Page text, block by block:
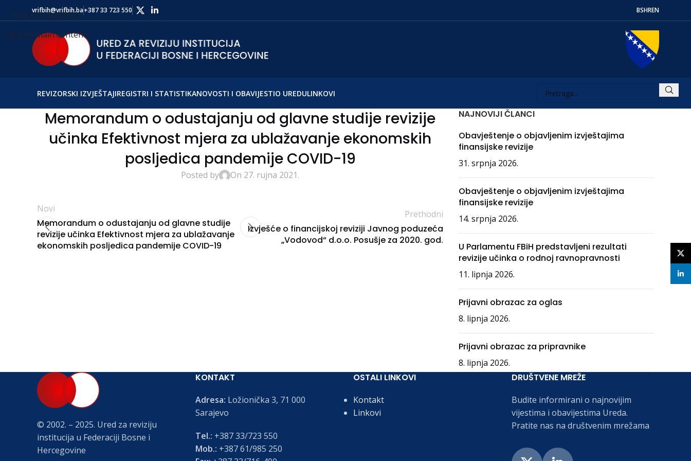
Skip to navigation
Skip to main content
vrifbih@vrifbih.ba+387 33 723 550 BSHREN
REVIZORSKI IZVJEŠTAJIREGISTRI I STATISTIKANOVOSTI I OBAVIJESTIO UREDULINKOVI
Memorandum o odustajanju od glavne studije revizije
učinka Efektivnost mjera za ublažavanje ekonomskih
posljedica pandemije COVID-19
Posted by On 27. rujna 2021.
Novi
Memorandum o odustajanju od glavne studije
revizije učinka Efektivnost mjera za ublažavanje
ekonomskih posljedica pandemije COVID-19
Prethodni
Izvješće o financijskoj reviziji Javnog poduzeća
„Vodovod“ d.o.o. Posušje za 2020. god.
NAJNOVIJI ČLANCI
Obavještenje o objavljenim izvještajima
finansijske revizije
31. srpnja 2026.
Obavještenje o objavljenim izvještajima
finansijske revizije
14. srpnja 2026.
U Parlamentu FBiH predstavljeni rezultati
revizije učinka o rodnoj ravnopravnosti
11. lipnja 2026.
Prijavni obrazac za oglas
8. lipnja 2026.
Prijavni obrazac za pripravnike
8. lipnja 2026.
© 2002. – 2025. Ured za reviziju
institucija u Federaciji Bosne i
Hercegovine
KONTAKT
Adresa: Ložionička 3, 71 000
Sarajevo
Tel.: +387 33/723 550
Mob.: +387 61/985 250
OSTALI LINKOVI
Kontakt
Linkovi
DRUŠTVENE MREŽE
Budite informirani o najnovijim
vijestima i obavijestima Ureda.
Pratite nas na društvenim mrežama